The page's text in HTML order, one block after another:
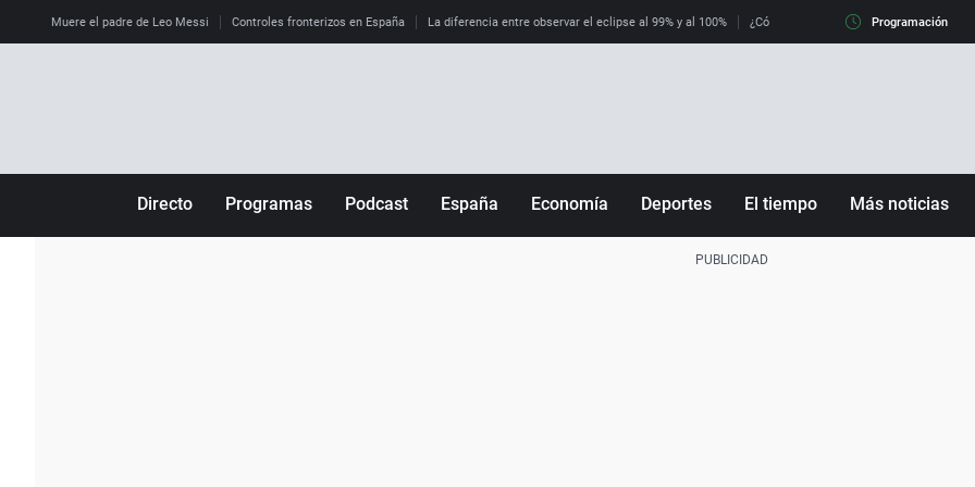
Muere el padre de Leo Messi Controles fronterizos en España La diferencia entre observar el eclipse al 99% y al 100% ¿Cómo es llegar a Italia con controles
Programación
Directo Programas Podcast España Economía Deportes El tiempo Más noticias